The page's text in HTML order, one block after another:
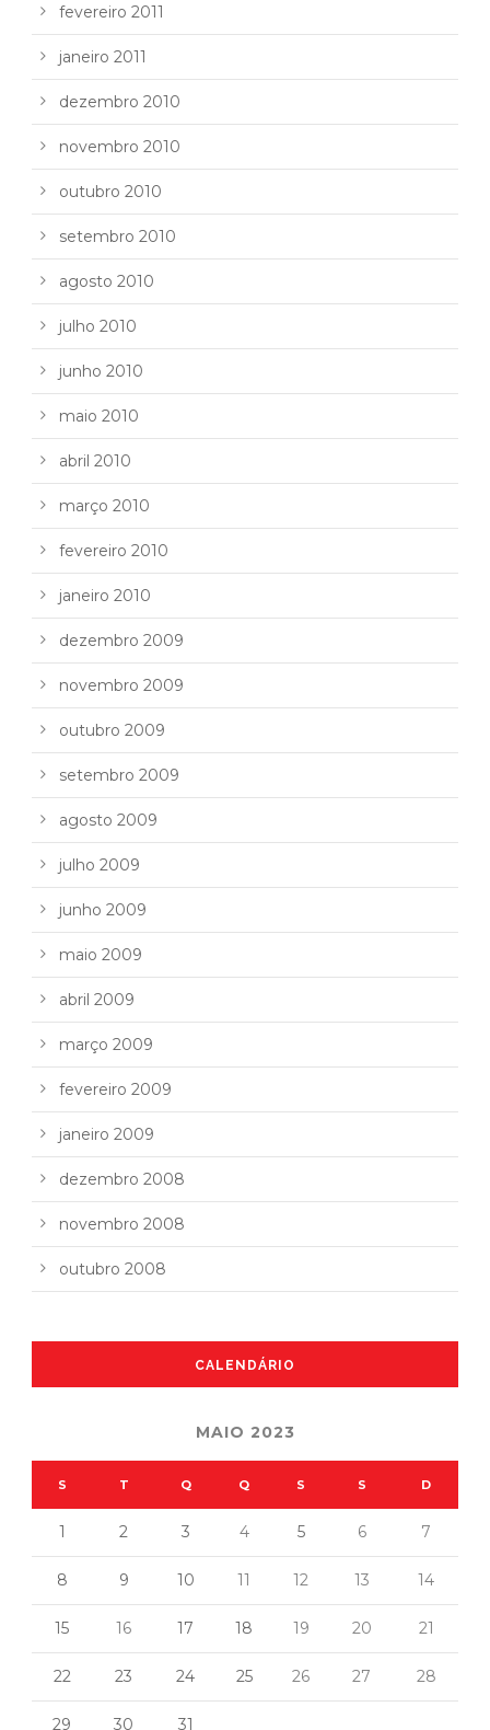
fevereiro 2011
janeiro 2011
dezembro 2010
novembro 2010
outubro 2010
setembro 2010
agosto 2010
julho 2010
junho 2010
maio 2010
abril 2010
março 2010
fevereiro 2010
janeiro 2010
dezembro 2009
novembro 2009
outubro 2009
setembro 2009
agosto 2009
julho 2009
junho 2009
maio 2009
abril 2009
março 2009
fevereiro 2009
janeiro 2009
dezembro 2008
novembro 2008
outubro 2008
CALENDÁRIO
MAIO 2023
S T Q Q S S D
1 2 3 4 5 6 7
8 9 10 11 12 13 14
15 16 17 18 19 20 21
22 23 24 25 26 27 28
29 30 31